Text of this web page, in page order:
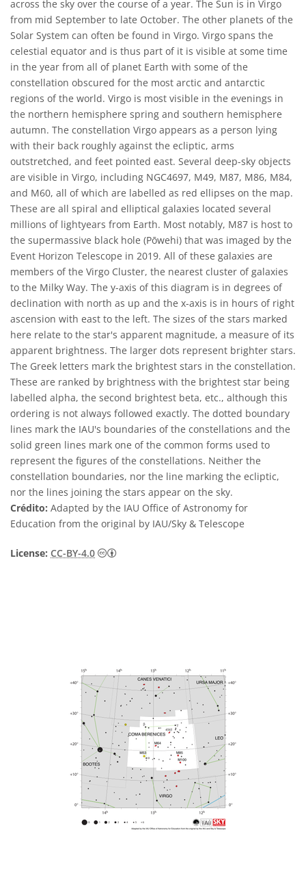
across the sky over the course of a year. The Sun is in Virgo
from mid September to late October. The other planets of the
Solar System can often be found in Virgo. Virgo spans the
celestial equator and is thus part of it is visible at some time
in the year from all of planet Earth with some of the
constellation obscured for the most arctic and antarctic
regions of the world. Virgo is most visible in the evenings in
the northern hemisphere spring and southern hemisphere
autumn. The constellation Virgo appears as a person lying
with their back roughly against the ecliptic, arms
outstretched, and feet pointed east. Several deep-sky objects
are visible in Virgo, including NGC4697, M49, M87, M86, M84,
and M60, all of which are labelled as red ellipses on the map.
These are all spiral and elliptical galaxies located several
millions of lightyears from Earth. Most notably, M87 is host to
the supermassive black hole (Pōwehi) that was imaged by the
Event Horizon Telescope in 2019. All of these galaxies are
members of the Virgo Cluster, the nearest cluster of galaxies
to the Milky Way. The y-axis of this diagram is in degrees of
declination with north as up and the x-axis is in hours of right
ascension with east to the left. The sizes of the stars marked
here relate to the star's apparent magnitude, a measure of its
apparent brightness. The larger dots represent brighter stars.
The Greek letters mark the brightest stars in the constellation.
These are ranked by brightness with the brightest star being
labelled alpha, the second brightest beta, etc., although this
ordering is not always followed exactly. The dotted boundary
lines mark the IAU's boundaries of the constellations and the
solid green lines mark one of the common forms used to
represent the figures of the constellations. Neither the
constellation boundaries, nor the line marking the ecliptic,
nor the lines joining the stars appear on the sky.
Crédito: Adapted by the IAU Office of Astronomy for
Education from the original by IAU/Sky & Telescope
License: CC-BY-4.0 Creative Commons Attribution 4.0